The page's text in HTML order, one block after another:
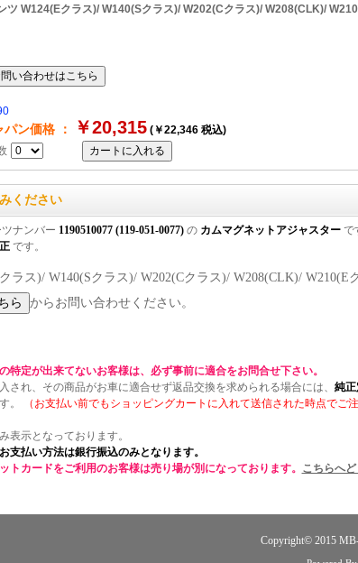
ツ W124(Eクラス)/ W140(Sクラス)/ W202(Cクラス)/ W208(CLK)/
ン価格 ： ￥20,315(￥22,346 税込)
ください
ナンバー 1190510077 (119-051-0077)の カムマグネットアジャスターで
です。
ラス)/ W140(Sクラス)/ W202(Cクラス)/ W208(CLK)/
からお問い合わせください。
特定が出来てないお客様は、必ず事前に適合をお問合せ下さい。
され、その商品がお車に適合せず返品交換を求められる場合には、 純
。
（お支払い前でもショッピングカートに入れて送信された時点でご
表示となっております。
支払い方法は銀行振込のみとなります。
トカードをご利用のお客様は売り場が別になっております。 こちらへど
Copyright© 2015